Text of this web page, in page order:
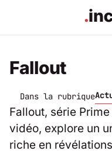
Fallout
Dans la rubrique
Fallout, série
vidéo, explore un
riche en